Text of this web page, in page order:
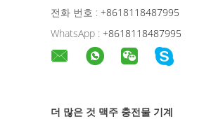
전화 번호 : +8618118487995
WhatsApp : +8618118487995
더 많은 것 맥주 충전물 기계